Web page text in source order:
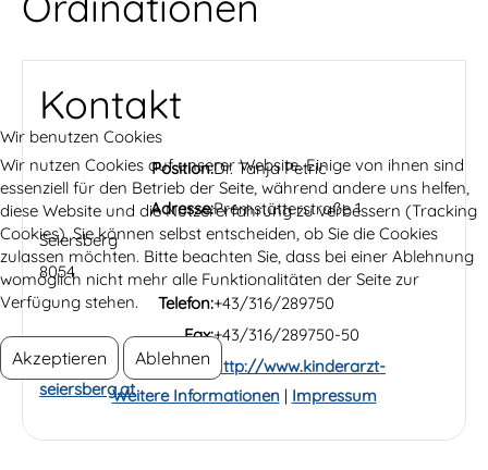
Kontakt
Position:Dr. Tanja Petric
Adresse:Premstätterstraße 1
Seiersberg
8054
Telefon:+43/316/289750
Fax:+43/316/289750-50
Website: http://www.kinderarzt-
seiersberg.at
Wir benutzen Cookies
Wir nutzen Cookies auf unserer Website. Einige von ihnen sind
essenziell für den Betrieb der Seite, während andere uns helfen,
diese Website und die Nutzererfahrung zu verbessern (Tracking
Cookies). Sie können selbst entscheiden, ob Sie die Cookies
zulassen möchten. Bitte beachten Sie, dass bei einer Ablehnung
womöglich nicht mehr alle Funktionalitäten der Seite zur
Verfügung stehen.
Akzeptieren Ablehnen
Weitere Informationen| Impressum